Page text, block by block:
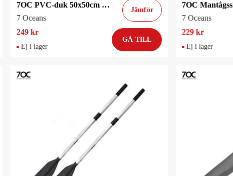
7OC PVC-duk 50x50cm Ljusgrå
7 Oceans
Jämför
249 kr
Ej i lager
GÅ TILL
7 Oceans
229 kr
Ej i lager